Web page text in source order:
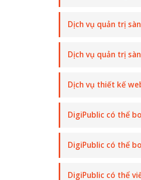
Dịch vụ quản trị
Dịch vụ quản trị
Dịch vụ thiết kế
DigiPublic có thể
DigiPublic có thể
DigiPublic có thể